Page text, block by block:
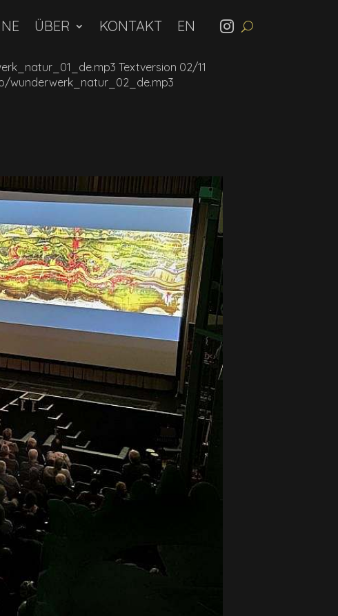
ÜBER KONTAKT
Textversion 02/11
wunderwerk_natur_02_de.mp3